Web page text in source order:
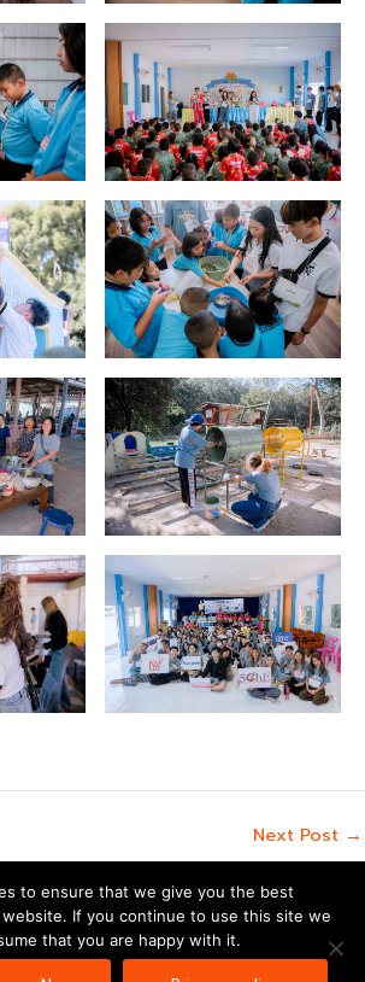
Next Post →
| Powered byAstra WordPress Theme
to ensure that we give you the best
If you continue to use this site we
that you are happy with it.